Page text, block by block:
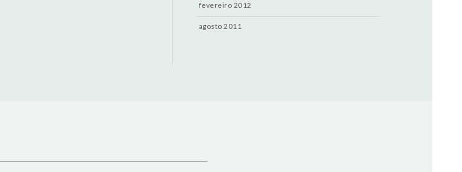
fevereiro 2012
agosto 2011